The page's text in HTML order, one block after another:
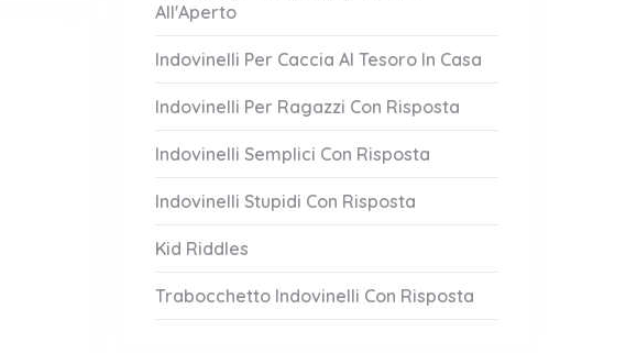
All'Aperto
Indovinelli Per Caccia Al Tesoro In Casa
Indovinelli Per Ragazzi Con Risposta
Indovinelli Semplici Con Risposta
Indovinelli Stupidi Con Risposta
Kid Riddles
Trabocchetto Indovinelli Con Risposta